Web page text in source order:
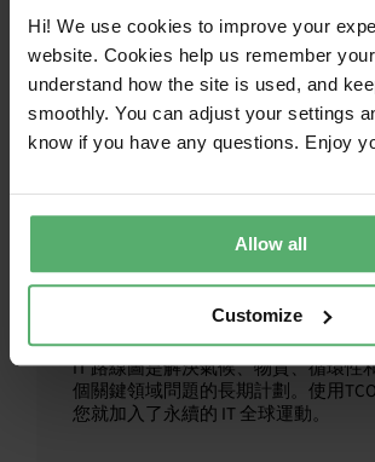
Hi! We use cookies to improve your
website. Cookies help us remember
understand how the site is used, and
smoothly. You can adjust your settings
know if you have any questions. Enjoy
Allow all
Customize
Together toward永續
TCO Certified 是針對 IT 產品的全球永
可讓 IT 買家和品牌商做出更負責任的
新，以在最重要的地方永續性 。每項
合所有標準，都會經過獨立驗證。我
IT 路線圖是解決氣候、物質、循環性
個關鍵領域問題的長期計劃。使用TCO
您就加入了永續的 IT 全球運動。